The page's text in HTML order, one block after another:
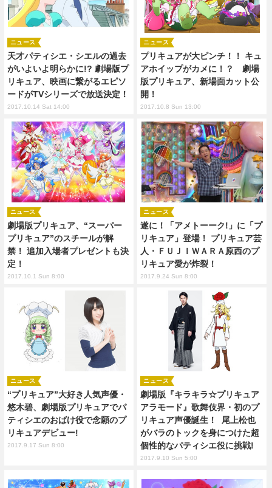
天才パティシエ・シエルの過去
がいよいよ明らかに!? 劇場版プ
リキュア、映画に繋がるエピソ
ードがTVシリーズで放送決定！
ニュース
2017.10.14 Sat 14:00
プリキュアが大ピンチ！！ キュ
アホイップがカメに！？ 劇場
版プリキュア、新場面カット公
開！
ニュース
2017.10.8 Sun 13:00
劇場版プリキュア、“スーパー
プリキュア”のスチールが解
禁！ 追加入場者プレゼントも決
定！
ニュース
2017.10.1 Sun 8:00
遂に！「アメトーーク!」に「プ
リキュア」登場！ プリキュア芸
人・ＦＵＪＩＷＡＲＡ原西のプ
リキュア愛が炸裂！
ニュース
2017.9.24 Sun 8:00
“プリキュア”大好き人気声優・
悠木碧、劇場版プリキュアでパ
ティシエのおばけ役で念願のプ
リキュアデビュー!
ニュース
2017.9.17 Sun 8:00
劇場版『キラキラ☆プリキュア
アラモード』歌舞伎界・初のプ
リキュア声優誕生！ 尾上松也
がバラのトックを身につけた超
個性的なパティシエ役に挑戦!
ニュース
2017.9.10 Sun 5:00